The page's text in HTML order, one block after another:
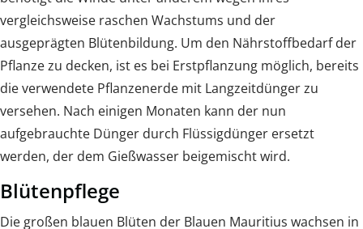
vergleichsweise raschen Wachstums und der
ausgeprägten Blütenbildung. Um den Nährstoffbedarf der
Pflanze zu decken, ist es bei Erstpflanzung möglich, bereits
die verwendete Pflanzenerde mit Langzeitdünger zu
versehen. Nach einigen Monaten kann der nun
aufgebrauchte Dünger durch Flüssigdünger ersetzt
werden, der dem Gießwasser beigemischt wird.
Blütenpflege
Die großen blauen Blüten der Blauen Mauritius wachsen in